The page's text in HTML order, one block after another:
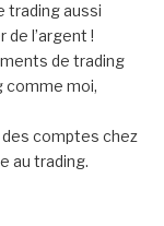
trading aussi
l’argent !
de trading
comme moi,
des comptes chez
au trading.